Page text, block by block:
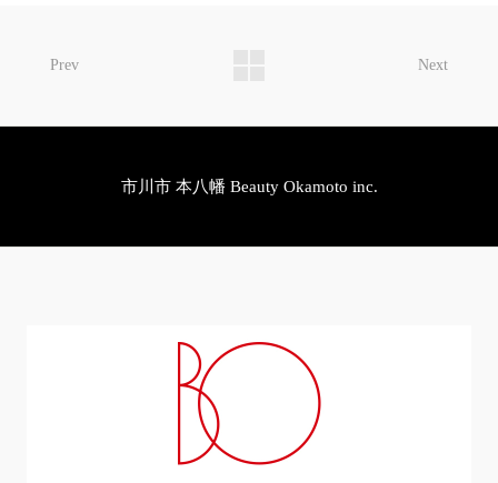
Prev Next
市川市 本八幡 Beauty Okamoto inc.